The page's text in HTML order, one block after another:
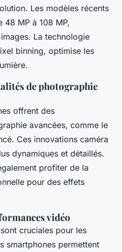
Les modèles récents
48 MP à 108 MP,
La technologie
binning, optimise les
de photographie
offrent des
avancées, comme le
Ces innovations caméra
dynamiques et détaillés.
profiter de la
pour des effets
vidéo
cruciales pour les
smartphones permettent